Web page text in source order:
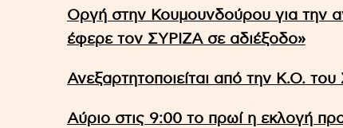
Οργή στην Κουμουνδούρου για την
έφερε τον ΣΥΡΙΖΑ σε αδιέξοδο»
Ανεξαρτητοποιείται από την Κ.Ο.
Αύριο στις 9:00 το πρωί η εκλογή